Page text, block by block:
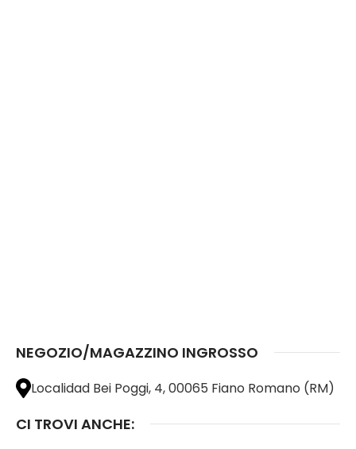
NEGOZIO/MAGAZZINO INGROSSO
Localidad Bei Poggi, 4, 00065 Fiano Romano (RM)
CI TROVI ANCHE: